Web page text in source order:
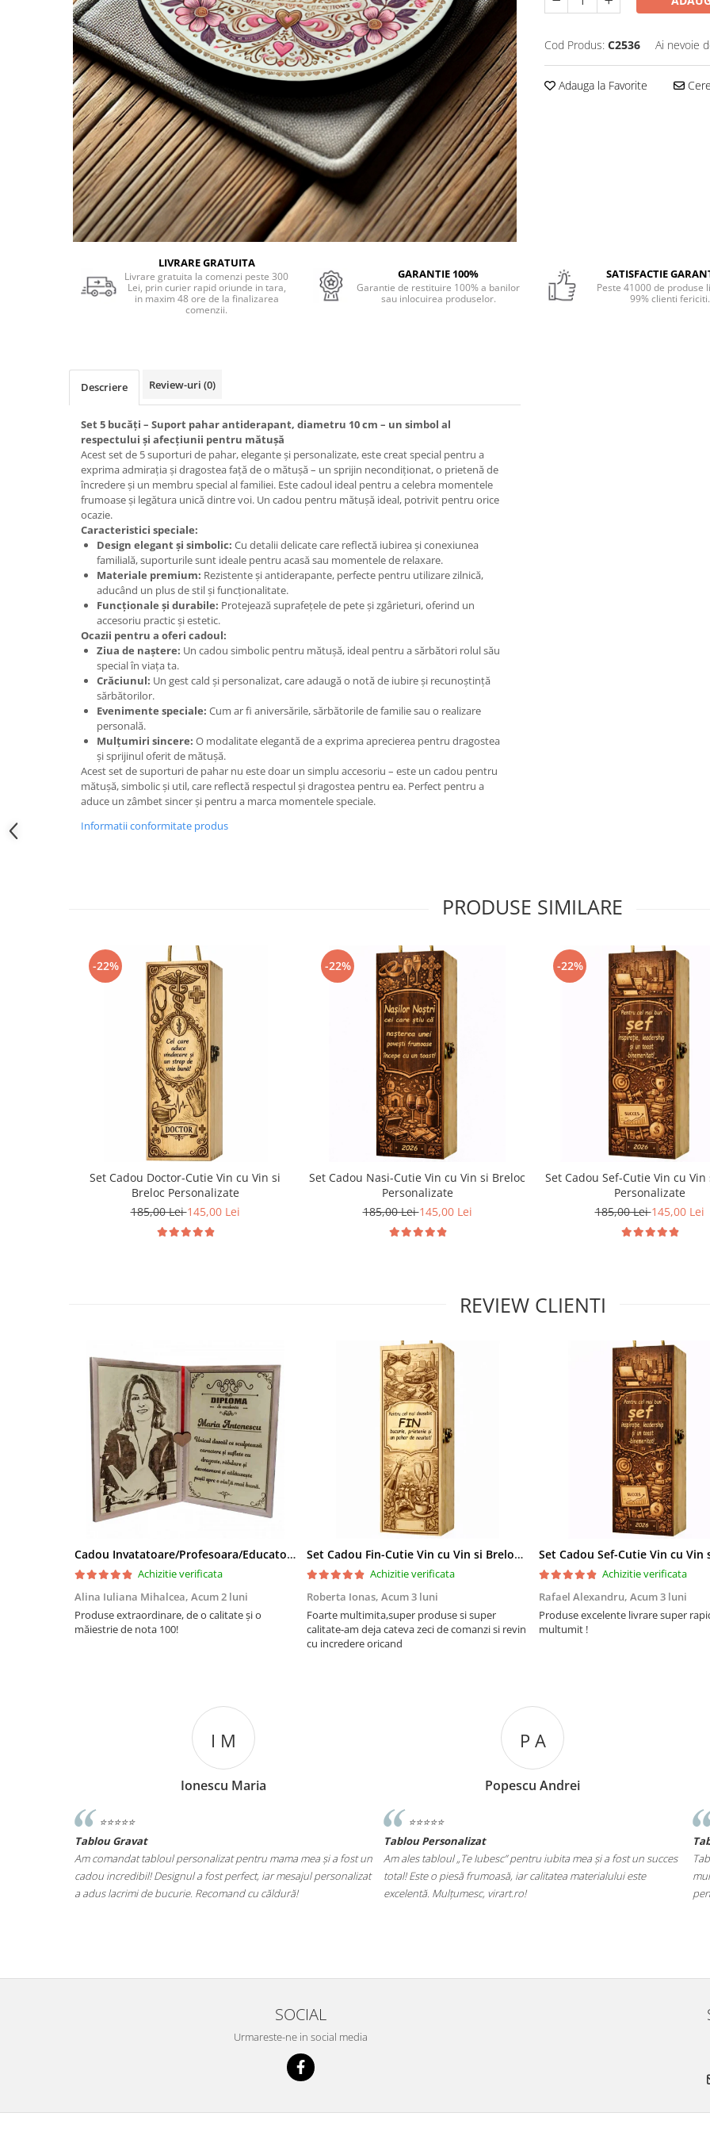
Cadouri Fiu/Fiică
Cadouri Bunici
Cadouri Cumnați
Cadouri Pisici/Câini
Cadouri Meserii&Hobby
Cadouri Apicultori
Cadouri Avocati/Juristi
Cadouri Columbofili
Cadouri Doctori/Asistente
Cadouri Farmacisti
Cadouri Ingineri
Cadouri Politisti
Cadouri Pompieri
Cadouri Soferi/Mecanici
Cadouri Stomatologi
Cadouri Stylisti
Cadouri Tractoristi
Cadouri Vanatori/Padurari
Cadre Didactice
Cod Produs: C2536 Ai nevoie
Adauga la Favorite
LIVRARE GRATUITA
Livrare gratuita la comenzi peste 300
Lei, prin curier rapid oriunde in tara,
in maxim 48 ore de la finalizarea
comenzii.
GARANTIE 100%
Garantie de restituire 100% a banilor
sau inlocuirea produselor.
SATISFACTIE
Peste 41000 de produse
99% clienti fericiti.
Descriere Review-uri (0)
Set 5 bucăți – Suport pahar antiderapant, diametru 10 cm – un simbol al
respectului și afecțiunii pentru mătușă
Acest set de 5 suporturi de pahar, elegante și personalizate, este creat special pentru a
exprima admirația și dragostea față de o mătușă – un sprijin necondiționat, o prietenă de
încredere și un membru special al familiei. Este cadoul ideal pentru a celebra momentele
frumoase și legătura unică dintre voi. Un cadou pentru mătușă ideal, potrivit pentru orice
ocazie.
Caracteristici speciale:
Design elegant și simbolic: Cu detalii delicate care reflectă iubirea și conexiunea
familială, suporturile sunt ideale pentru acasă sau momentele de relaxare.
Materiale premium: Rezistente și antiderapante, perfecte pentru utilizare zilnică,
aducând un plus de stil și funcționalitate.
Funcționale și durabile: Protejează suprafețele de pete și zgârieturi, oferind un
accesoriu practic și estetic.
Ocazii pentru a oferi cadoul:
Ziua de naștere: Un cadou simbolic pentru mătușă, ideal pentru a sărbători rolul său
special în viața ta.
Crăciunul: Un gest cald și personalizat, care adaugă o notă de iubire și recunoștință
sărbătorilor.
Evenimente speciale: Cum ar fi aniversările, sărbătorile de familie sau o realizare
personală.
Mulțumiri sincere: O modalitate elegantă de a exprima aprecierea pentru dragostea
și sprijinul oferit de mătușă.
Acest set de suporturi de pahar nu este doar un simplu accesoriu – este un cadou pentru
mătușă, simbolic și util, care reflectă respectul și dragostea pentru ea. Perfect pentru a
aduce un zâmbet sincer și pentru a marca momentele speciale.
Informatii conformitate produs
PRODUSE SIMILARE
-22%
Set Cadou Doctor-Cutie Vin cu Vin si
Breloc Personalizate
185,00 Lei145,00 Lei
-22%
Set Cadou Nasi-Cutie Vin cu Vin si Breloc
Personalizate
185,00 Lei145,00 Lei
-22%
Set Cadou Sef-Cutie Vin cu Vin
Personalizate
185,00 Lei145,00 Lei
REVIEW CLIENTI
Cadou Invatatoare/Profesoara/Educatoare "Catalogul Amintirilor"
Achizitie verificata
Alina Iuliana Mihalcea, Acum 2 luni
Produse extraordinare, de o calitate și o
măiestrie de nota 100!
Set Cadou Fin-Cutie Vin cu Vin si Breloc Personalizate
Achizitie verificata
Roberta Ionas, Acum 3 luni
Foarte multimita,super produse si super
calitate-am deja cateva zeci de comanzi si revin
cu incredere oricand
Achizitie verificata
Rafael Alexandru, Acum 3 luni
Produse excelente livrare super
multumit !
I M
Ionescu Maria
⭐️⭐️⭐️⭐️⭐️
Tablou Gravat
Am comandat tabloul personalizat pentru mama mea și a fost un
cadou incredibil! Designul a fost perfect, iar mesajul personalizat
a adus lacrimi de bucurie. Recomand cu căldură!
P A
Popescu Andrei
⭐️⭐️⭐️⭐️⭐️
Tablou Personalizat
Am ales tabloul „Te Iubesc” pentru iubita mea și a fost un succes
total! Este o piesă frumoasă, iar calitatea materialului este
excelentă. Mulțumesc, virart.ro!
SOCIAL
Urmareste-ne in social media